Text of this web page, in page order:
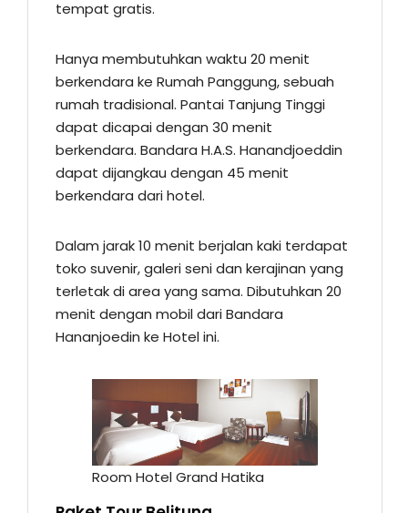
tempat gratis.
Hanya membutuhkan waktu 20 menit
berkendara ke Rumah Panggung, sebuah
rumah tradisional. Pantai Tanjung Tinggi
dapat dicapai dengan 30 menit
berkendara. Bandara H.A.S. Hanandjoeddin
dapat dijangkau dengan 45 menit
berkendara dari hotel.
Dalam jarak 10 menit berjalan kaki terdapat
toko suvenir, galeri seni dan kerajinan yang
terletak di area yang sama. Dibutuhkan 20
menit dengan mobil dari Bandara
Hananjoedin ke Hotel ini.
Room Hotel Grand Hatika